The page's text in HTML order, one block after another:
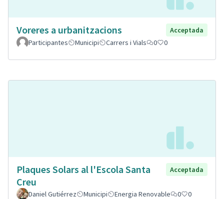
Voreres a urbanitzacions
Acceptada
Participantes
Municipi Carrers i Vials 0 0
Plaques Solars al l'Escola Santa
Creu
Acceptada
Daniel Gutiérrez Municipi Energia Renovable 0 0